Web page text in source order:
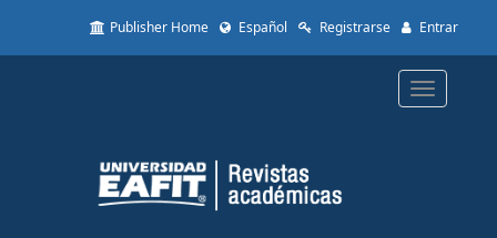
to
Content
Sidebar
Publisher Home Español Registrarse Entrar
Toggle